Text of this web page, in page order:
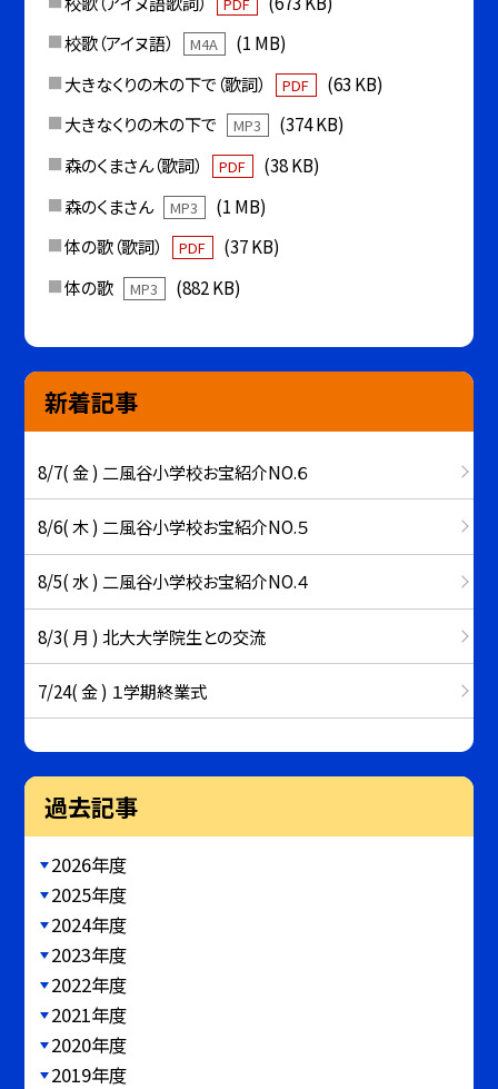
校歌（アイヌ語）
M4A
(1 MB)
大きなくりの木の下で（歌詞）
PDF
(63 KB)
大きなくりの木の下で
MP3
(374 KB)
森のくまさん（歌詞）
PDF
(38 KB)
森のくまさん
MP3
(1 MB)
体の歌（歌詞）
PDF
(37 KB)
体の歌
MP3 (882 KB)
新着記事
8/7( 金 ) 二風谷小学校お宝紹介NO.６
8/6( 木 ) 二風谷小学校お宝紹介NO.５
8/5( 水 ) 二風谷小学校お宝紹介NO.４
8/3( 月 ) 北大大学院生との交流
7/24( 金 ) １学期終業式
過去記事
2026年度
2025年度
2024年度
2023年度
2022年度
2021年度
2020年度
2019年度